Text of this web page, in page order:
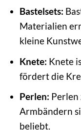
Bastelsets:
Materialien
kleine
Knete: Knete
fördert die
Perlen:
Armbändern
beliebt.